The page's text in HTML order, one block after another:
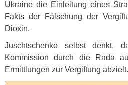
Ukraine die Einleitung eines
Fakts der Fälschung der
Dioxin.
Juschtschenko selbst denkt,
Kommission durch die Rada
Ermittlungen zur Vergiftung abzielt.